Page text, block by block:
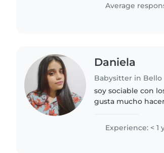
Average
Daniela
Babysitter in Bello
soy sociable con
gusta mucho
se ma hace..
Experience: < 1